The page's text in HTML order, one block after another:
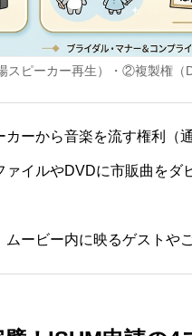
スピーカー再生）・②複製権
カーから音楽を流す権利（
ァイルやDVDに市販曲をダ
ムービー内に映るゲストや